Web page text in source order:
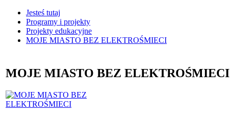
Jesteś tutaj
Programy i projekty
Projekty edukacyjne
MOJE MIASTO BEZ ELEKTROŚMIECI
MOJE MIASTO BEZ ELEKTROŚMIECI